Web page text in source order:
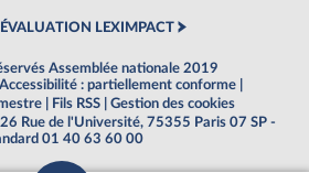
LEXIMPACT
Assemblée nationale 2019
Accessibilité : partiellement conforme
Fils RSS
Gestion des cookies
Rue de l'Université, 75355 Paris 07 SP -
01 40 63 60 00